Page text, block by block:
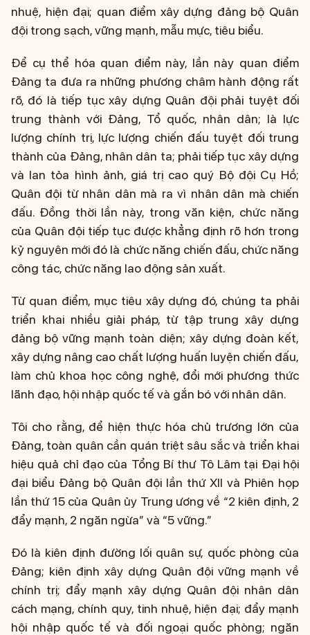
nhuệ, hiện đại; quan điểm xây dựng đảng bộ Quân
đội trong sạch, vững mạnh, mẫu mực, tiêu biểu.
Để cụ thể hóa quan điểm này, lần này quan điểm
Đảng ta đưa ra những phương châm hành động rất
rõ, đó là tiếp tục xây dựng Quân đội phải tuyệt đối
trung thành với Đảng, Tổ quốc, nhân dân; là lực
lượng chính trị, lực lượng chiến đấu tuyệt đối trung
thành của Đảng, nhân dân ta; phải tiếp tục xây dựng
và lan tỏa hình ảnh, giá trị cao quý Bộ đội Cụ Hồ;
Quân đội từ nhân dân mà ra vì nhân dân mà chiến
đấu. Đồng thời lần này, trong văn kiện, chức năng
của Quân đội tiếp tục được khẳng định rõ hơn trong
kỷ nguyên mới đó là chức năng chiến đấu, chức năng
công tác, chức năng lao động sản xuất.
Từ quan điểm, mục tiêu xây dựng đó, chúng ta phải
triển khai nhiều giải pháp, từ tập trung xây dựng
đảng bộ vững mạnh toàn diện; xây dựng đoàn kết,
xây dựng nâng cao chất lượng huấn luyện chiến đấu,
làm chủ khoa học công nghệ, đổi mới phương thức
lãnh đạo, hội nhập quốc tế và gắn bó với nhân dân.
Tôi cho rằng, để hiện thực hóa chủ trương lớn của
Đảng, toàn quân cần quán triệt sâu sắc và triển khai
hiệu quả chỉ đạo của Tổng Bí thư Tô Lâm tại Đại hội
đại biểu Đảng bộ Quân đội lần thứ XII và Phiên họp
lần thứ 15 của Quân ủy Trung ương về “2 kiên định, 2
đẩy mạnh, 2 ngăn ngừa” và “5 vững.”
Đó là kiên định đường lối quân sự, quốc phòng của
Đảng; kiên định xây dựng Quân đội vững mạnh về
chính trị; đẩy mạnh xây dựng Quân đội nhân dân
cách mạng, chính quy, tinh nhuệ, hiện đại; đẩy mạnh
hội nhập quốc tế và đối ngoại quốc phòng; ngăn